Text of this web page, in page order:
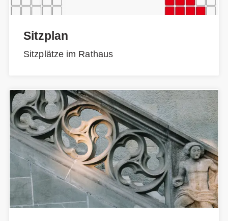
Sitzplan
Sitzplätze im Rathaus